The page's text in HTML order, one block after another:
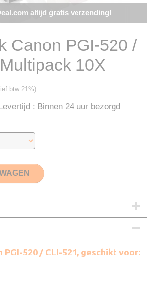
altijd gratis verzending!
Canon PGI-520 /
10X
btw 21%)
: Binnen 24 uur bezorgd
PGI-520 / CLI-521, geschikt voor: